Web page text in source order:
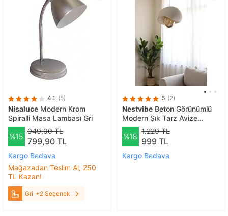
4.1 (5)
Nisaluce Modern Krom
Spiralli Masa Lambası Gri
%15
949,90 TL
799,90 TL
Kargo Bedava
Mağazadan Teslim Al, 250
TL Kazan!
Gri +2 Seçenek
5 (2)
Nestvibe Beton Görünümlü
Modern Şık Tarz Avize
(25cm) Oturma Odası Salon
Yatak Odası (ampul Dahi̇l
Deği̇ldi̇r) Beyaz
%18
1.229 TL
999 TL
Kargo Bedava